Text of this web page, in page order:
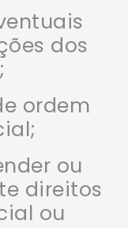
dos
ordem
ou
direitos
ou